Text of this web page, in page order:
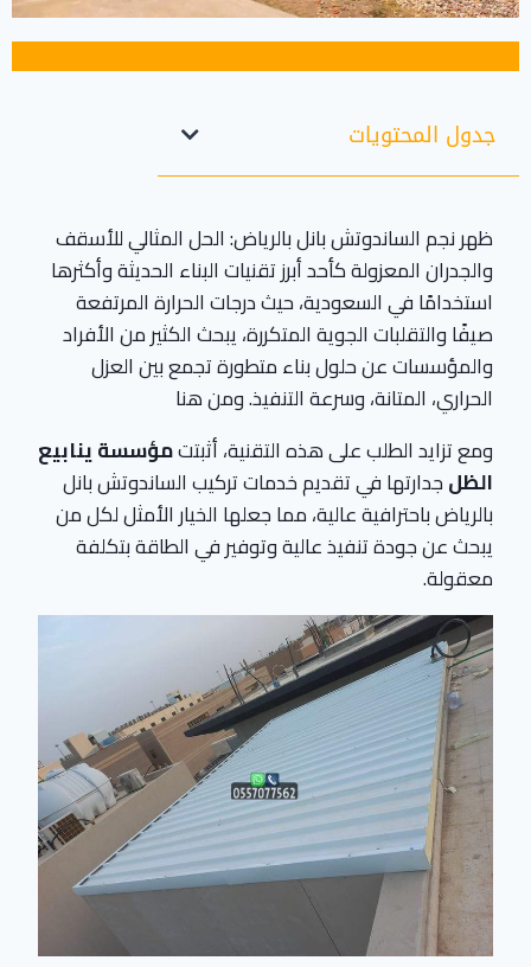
جدول المحتويات
ظهر نجم الساندوتش بانل بالرياض: الحل المثالي للأسقف
والجدران المعزولة كأحد أبرز تقنيات البناء الحديثة وأكثرها
استخدامًا في السعودية، حيث درجات الحرارة المرتفعة
صيفًا والتقلبات الجوية المتكررة، يبحث الكثير من الأفراد
والمؤسسات عن حلول بناء متطورة تجمع بين العزل
الحراري، المتانة، وسرعة التنفيذ. ومن هنا
ومع تزايد الطلب على هذه التقنية، أثبتتمؤسسة ينابيع
الظلجدارتها في تقديم خدمات تركيب الساندوتش بانل
بالرياض باحترافية عالية، مما جعلها الخيار الأمثل لكل من
يبحث عن جودة تنفيذ عالية وتوفير في الطاقة بتكلفة
معقولة.